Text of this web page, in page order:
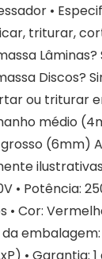
•
triturar,
Lâminas?
Discos?
ou triturar
médio
(6mm)
• Potência:
• Cor:
da
• Garantia: 1